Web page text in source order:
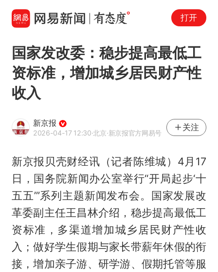
打开
国家发改委：稳步提高最低工
资标准，增加城乡居民财产性
收入
新京报
2026-04-17 12:30·北京·新京报官方网易号
关注
新京报贝壳财经讯（记者陈维城）4月17
日，国务院新闻办公室举行“开局起步‘十
五五’”系列主题新闻发布会。国家发展改
革委副主任王昌林介绍，稳步提高最低工
资标准，多渠道增加城乡居民财产性收
入；做好学生假期与家长带薪年休假的衔
接，增加亲子游、研学游、假期托管等服